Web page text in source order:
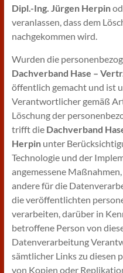
Dipl.-Ing. Jürgen Herpin
veranlassen, dass dem
nachgekommen wird.
Wurden die
Dachverband Hase –
öffentlich gemacht und ist
Verantwortlicher gemäß
Löschung der
trifft die Dachverband
Herpinunter
Technologie und der
angemessene
andere für die
die veröffentlichten
verarbeiten, darüber in
betroffene Person von
Datenverarbeitung
sämtlicher Links zu diesen
von Kopien oder